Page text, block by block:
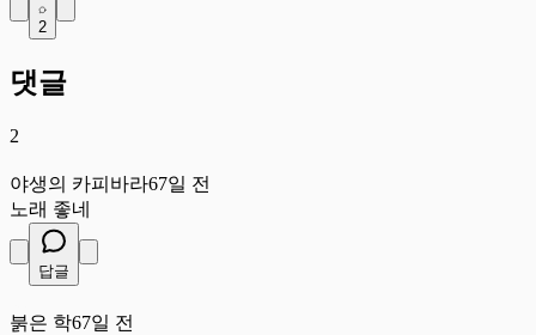
2
댓글
2
야생의 카피바라67일 전
노래 좋네
답글
붉은 학67일 전